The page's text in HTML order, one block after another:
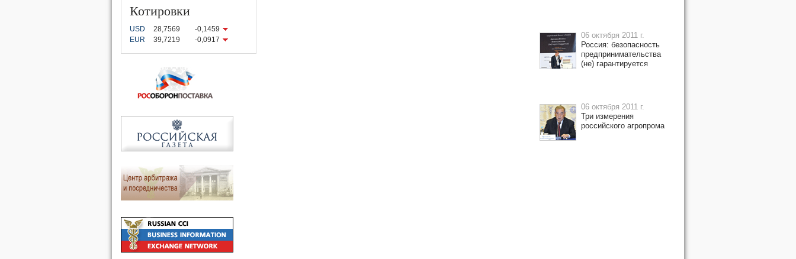
Котировки
USD 28,7569
-0,1459
EUR
39,7219 -0,0917
06 октября 2011 г.
Россия: безопасность
предпринимательства
(не) гарантируется
06 октября 2011 г.
Три измерения
российского агропрома